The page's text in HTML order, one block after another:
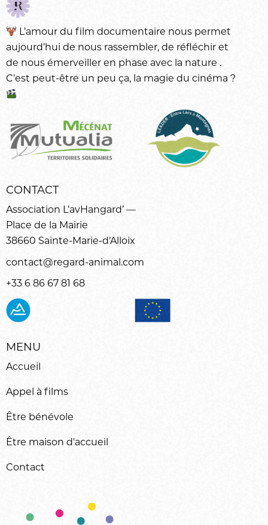
L’amour dufilm documentaire nous permet
aujourd’hui de nous rassembler, de réfléchir et
de nous émerveiller en phase avec la nature .
C’est peut-être un peu ça, la magie du cinéma ?
CONTACT
Association L’avHangard’ —
Place de la Mairie
38660 Sainte-Marie-d’Alloix
contact@regard-animal.com
+33 6 86 67 81 68
MENU
Accueil
Appel à films
Être bénévole
Être maison d'accueil
Contact